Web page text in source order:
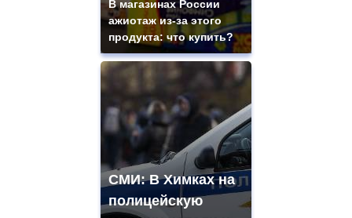
В магазинах России
ажиотаж из-за этого
продукта: что купить?
СМИ: В Химках на
полицейскую